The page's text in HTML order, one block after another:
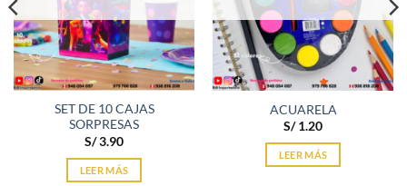
SET DE 10 CAJAS
SORPRESAS
S/3.90
LEER MÁS
ACUARELA
S/1.20
LEER MÁS